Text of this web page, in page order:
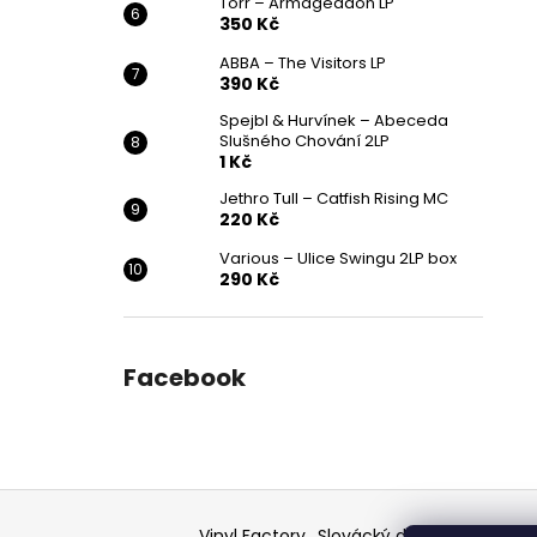
350 Kč
ABBA – The Visitors LP
390 Kč
Spejbl & Hurvínek – Abeceda
Slušného Chování 2LP
1 Kč
Jethro Tull – Catfish Rising MC
220 Kč
Various ‎– Ulice Swingu 2LP box
290 Kč
Facebook
Z